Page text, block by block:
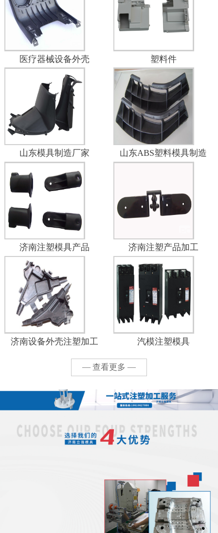
医疗器械设备外壳 塑料件
山东模具制造厂家 山东ABS塑料模具制造
济南注塑模具产品 济南注塑产品加工
济南设备外壳注塑加工 汽模注塑模具
— 查看更多 —